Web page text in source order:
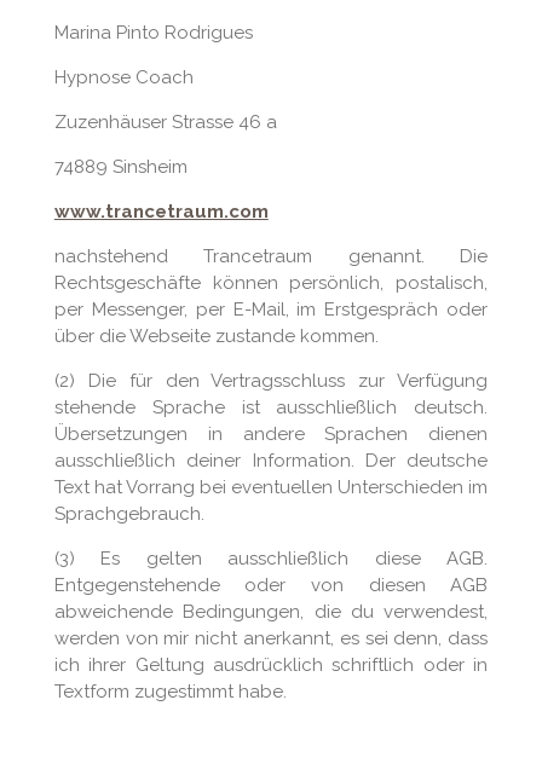
Marina Pinto Rodrigues
Hypnose Coach
Zuzenhäuser Strasse 46 a
74889 Sinsheim
www.trancetraum.com
nachstehend Trancetraum genannt. Die
Rechtsgeschäfte können persönlich, postalisch,
per Messenger, per E-Mail, im Erstgespräch oder
über die Webseite zustande kommen.
(2) Die für den Vertragsschluss zur Verfügung
stehende Sprache ist ausschließlich deutsch.
Übersetzungen in andere Sprachen dienen
ausschließlich deiner Information. Der deutsche
Text hat Vorrang bei eventuellen Unterschieden im
Sprachgebrauch.
(3) Es gelten ausschließlich diese AGB.
Entgegenstehende oder von diesen AGB
abweichende Bedingungen, die du verwendest,
werden von mir nicht anerkannt, es sei denn, dass
ich ihrer Geltung ausdrücklich schriftlich oder in
Textform zugestimmt habe.